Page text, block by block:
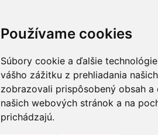
Používame cookies
Súbory cookie a ďalšie
vášho zážitku z prehliadania
zobrazovali prispôsobený obsah a
našich webových stránok a na
prichádzajú.